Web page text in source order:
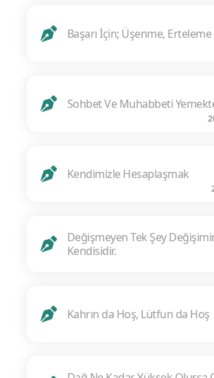
Başarı İçin; Üşenme,
Sohbet Ve Muhabbeti
Kendimizle Hesaplaşmak
Değişmeyen Tek Şey
Kendisidir.
Kahrın da Hoş, Lütfun da Hoş